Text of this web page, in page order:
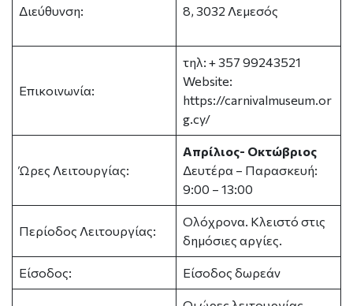
Διεύθυνση:
8, 3032 Λεμεσός
Επικοινωνία:
τηλ: + 357 99243521
Website:
https://carnivalmuseum.or
g.cy/
Ώρες Λειτουργίας:
Απρίλιος- Οκτώβριος
Δευτέρα – Παρασκευή:
9:00 – 13:00
Περίοδος Λειτουργίας:
Ολόχρονα. Κλειστό στις
δημόσιες αργίες.
Είσοδος: Είσοδος δωρεάν